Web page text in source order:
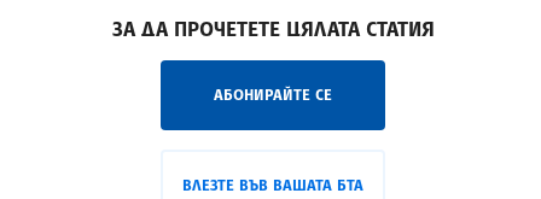
ЗА ДА ПРОЧЕТЕТЕ ЦЯЛАТА СТАТИЯ
АБОНИРАЙТЕ СЕ
ВЛЕЗТЕ ВЪВ ВАШАТА БТА